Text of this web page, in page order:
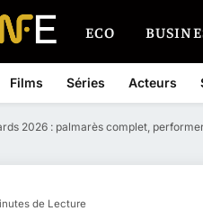
ECO
Films Séries Acteurs
2026 : palmarès complet,
de Lecture